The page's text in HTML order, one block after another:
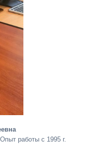
. Опыт работы с 1995 г.